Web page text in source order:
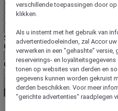
Bevestig mijn land en taal
EUR (€)
Terug
Selecteer hieronder uw valuta
Geografische zone
Offerte
Bevestig mijn valuta
verschillende toepassingen door
klikken.
Als u instemt met het gebruik van
advertentiedoeleinden, zal Accor
verwerken in een "gehashte" versie,
reserverings- en
tonen op websites van derden en
gegevens kunnen worden gekruist
derden beschikken. Voor meer
"gerichte advertenties" raadplegen